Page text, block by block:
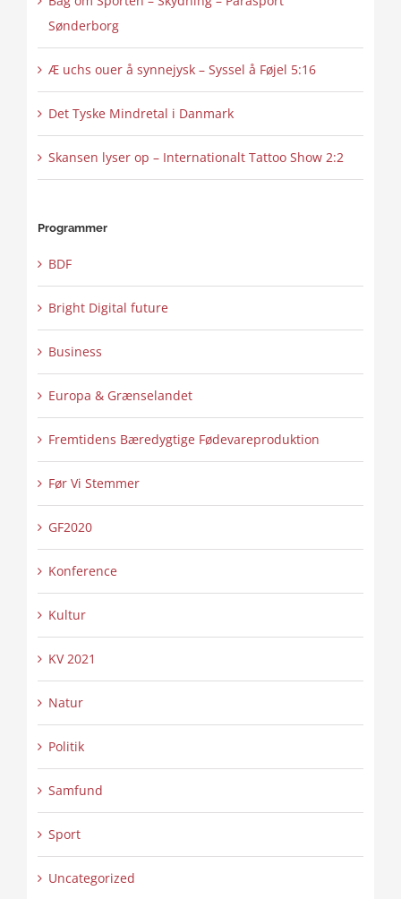
Sønderborg
Æ uchs ouer å synnejysk – Syssel å Føjel 5:16
Det Tyske Mindretal i Danmark
Skansen lyser op – Internationalt Tattoo Show 2:2
Programmer
BDF
Bright Digital future
Business
Europa & Grænselandet
Fremtidens Bæredygtige Fødevareproduktion
Før Vi Stemmer
GF2020
Konference
Kultur
KV 2021
Natur
Politik
Samfund
Sport
Uncategorized